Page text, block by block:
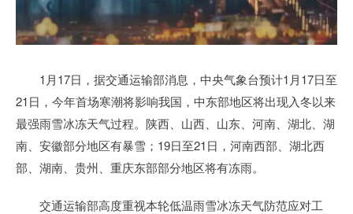
1月17日，据交通运输部消息，中央气象台预计1月17日至
21日，今年首场寒潮将影响我国，中东部地区将出现入冬以来
最强雨雪冰冻天气过程。陕西、山西、山东、河南、湖北、湖
南、安徽部分地区有暴雪；19日至21日，河南西部、湖北西
部、湖南、贵州、重庆东部部分地区将有冻雨。
交通运输部高度重视本轮低温雨雪冰冻天气防范应对工